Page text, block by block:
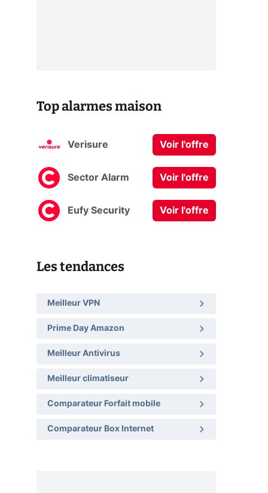
Top alarmes maison
Verisure Voir l'offre
Sector Alarm Voir l'offre
Eufy Security Voir l'offre
Les tendances
Meilleur VPN
Prime Day Amazon
Meilleur Antivirus
Meilleur climatiseur
Comparateur Forfait mobile
Comparateur Box Internet